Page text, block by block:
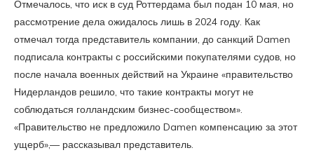
Отмечалось, что иск в суд Роттердама был подан 10 мая, но
рассмотрение дела ожидалось лишь в 2024 году. Как
отмечал тогда представитель компании, до санкций Damen
подписала контракты с российскими покупателями судов, но
после начала военных действий на Украине «правительство
Нидерландов решило, что такие контракты могут не
соблюдаться голландским бизнес-сообществом».
«Правительство не предложило Damen компенсацию за этот
ущерб»,— рассказывал представитель.